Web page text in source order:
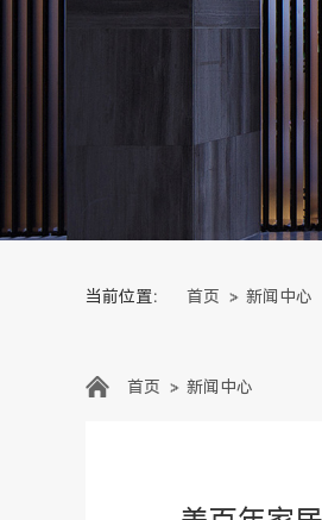
当前位置： 首页 新闻中心
首页 新闻中心